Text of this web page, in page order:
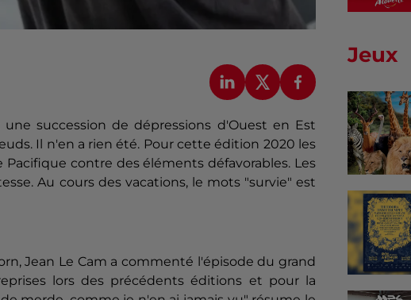
succession de dépressions d'Ouest en Est
Il n'en a rien été. Pour cette édition 2020 les
contre des éléments défavorables. Les
Au cours des vacations, le mots "survie" est
Jean Le Cam a commenté l'épisode du grand
lors des précédents éditions et pour la
Jeux